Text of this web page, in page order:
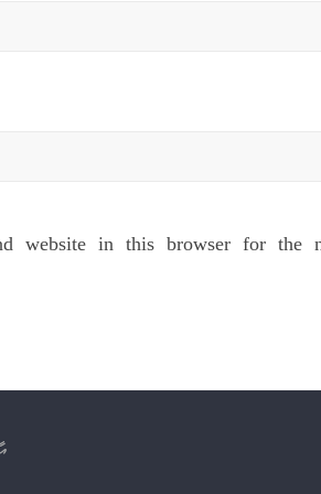
website in this browser for the